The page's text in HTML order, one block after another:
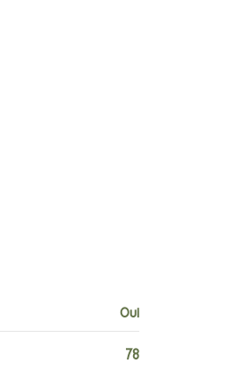
Oui
78